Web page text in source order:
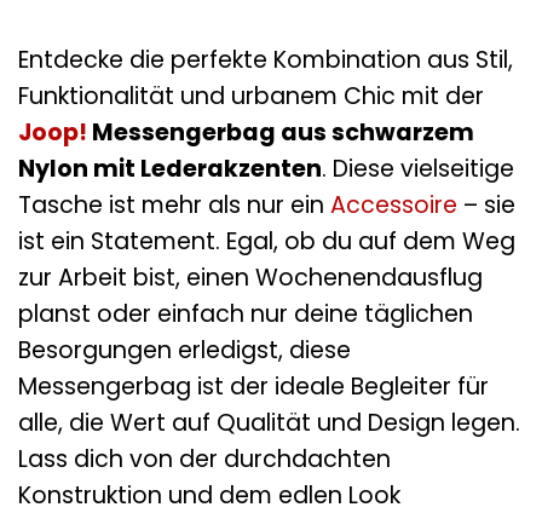
Entdecke die perfekte Kombination aus Stil,
Funktionalität und urbanem Chic mit der
Joop! Messengerbag aus schwarzem
Nylon mit Lederakzenten. Diese vielseitige
Tasche ist mehr als nur ein Accessoire – sie
ist ein Statement. Egal, ob du auf dem Weg
zur Arbeit bist, einen Wochenendausflug
planst oder einfach nur deine täglichen
Besorgungen erledigst, diese
Messengerbag ist der ideale Begleiter für
alle, die Wert auf Qualität und Design legen.
Lass dich von der durchdachten
Konstruktion und dem edlen Look